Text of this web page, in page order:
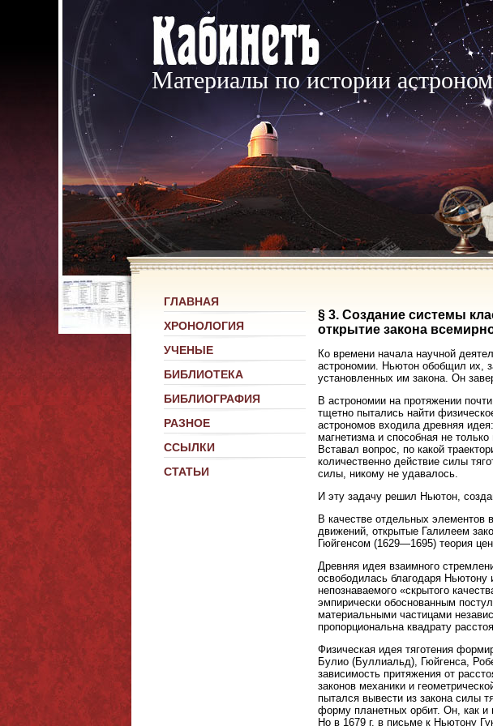
Материалы по истории
ГЛАВНАЯ
ХРОНОЛОГИЯ
УЧЕНЫЕ
БИБЛИОТЕКА
БИБЛИОГРАФИЯ
РАЗНОЕ
ССЫЛКИ
СТАТЬИ
§ 3. Создание системы
открытие закона
Ко времени начала научной
астрономии. Ньютон обобщил их,
установленных им закона. Он
В астрономии на протяжении
тщетно пытались найти
астрономов входила древняя
магнетизма и способная не
Вставал вопрос, по какой
количественно действие силы
силы, никому не удавалось.
И эту задачу решил Ньютон,
В качестве отдельных элементов
движений, открытые Галилеем
Гюйгенсом (1629—1695) теория
Древняя идея взаимного
освободилась благодаря Ньютону
непознаваемого «скрытого
эмпирически обоснованным
материальными частицами
пропорциональна квадрату
Физическая идея тяготения
Булио (Буллиальд), Гюйгенса,
зависимость притяжения от
законов механики и
пытался вывести из закона силы
форму планетных орбит. Он, как и
Но в 1679 г. в письме к Ньютону